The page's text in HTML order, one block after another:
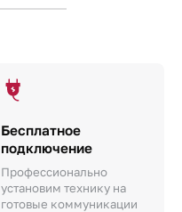
Бесплатное
подключение
Профессионально
установим технику на
готовые коммуникации